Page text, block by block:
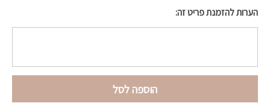
הערות להזמנת פריט זה:
הוספה לסל